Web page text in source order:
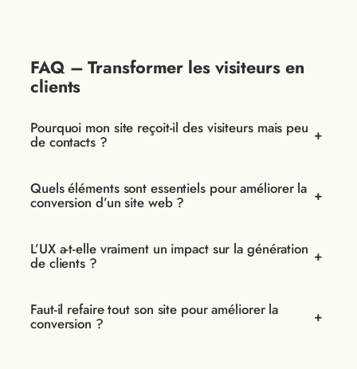
FAQ – Transformer les visiteurs en
clients
Pourquoi mon site reçoit-il des visiteurs mais peu
de contacts ? +
Quels éléments sont essentiels pour améliorer la
conversion d’un site web ? +
L’UX a-t-elle vraiment un impact sur la génération
de clients ? +
Faut-il refaire tout son site pour améliorer la
conversion ? +